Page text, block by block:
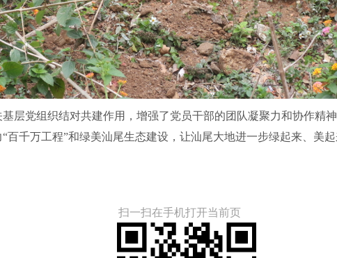
党组织结对共建作用，增强了党员干部的团队凝聚力和协作精
百千万工程”和绿美汕尾生态建设，让汕尾大地进一步绿起来、美起
扫一扫在手机打开当前页